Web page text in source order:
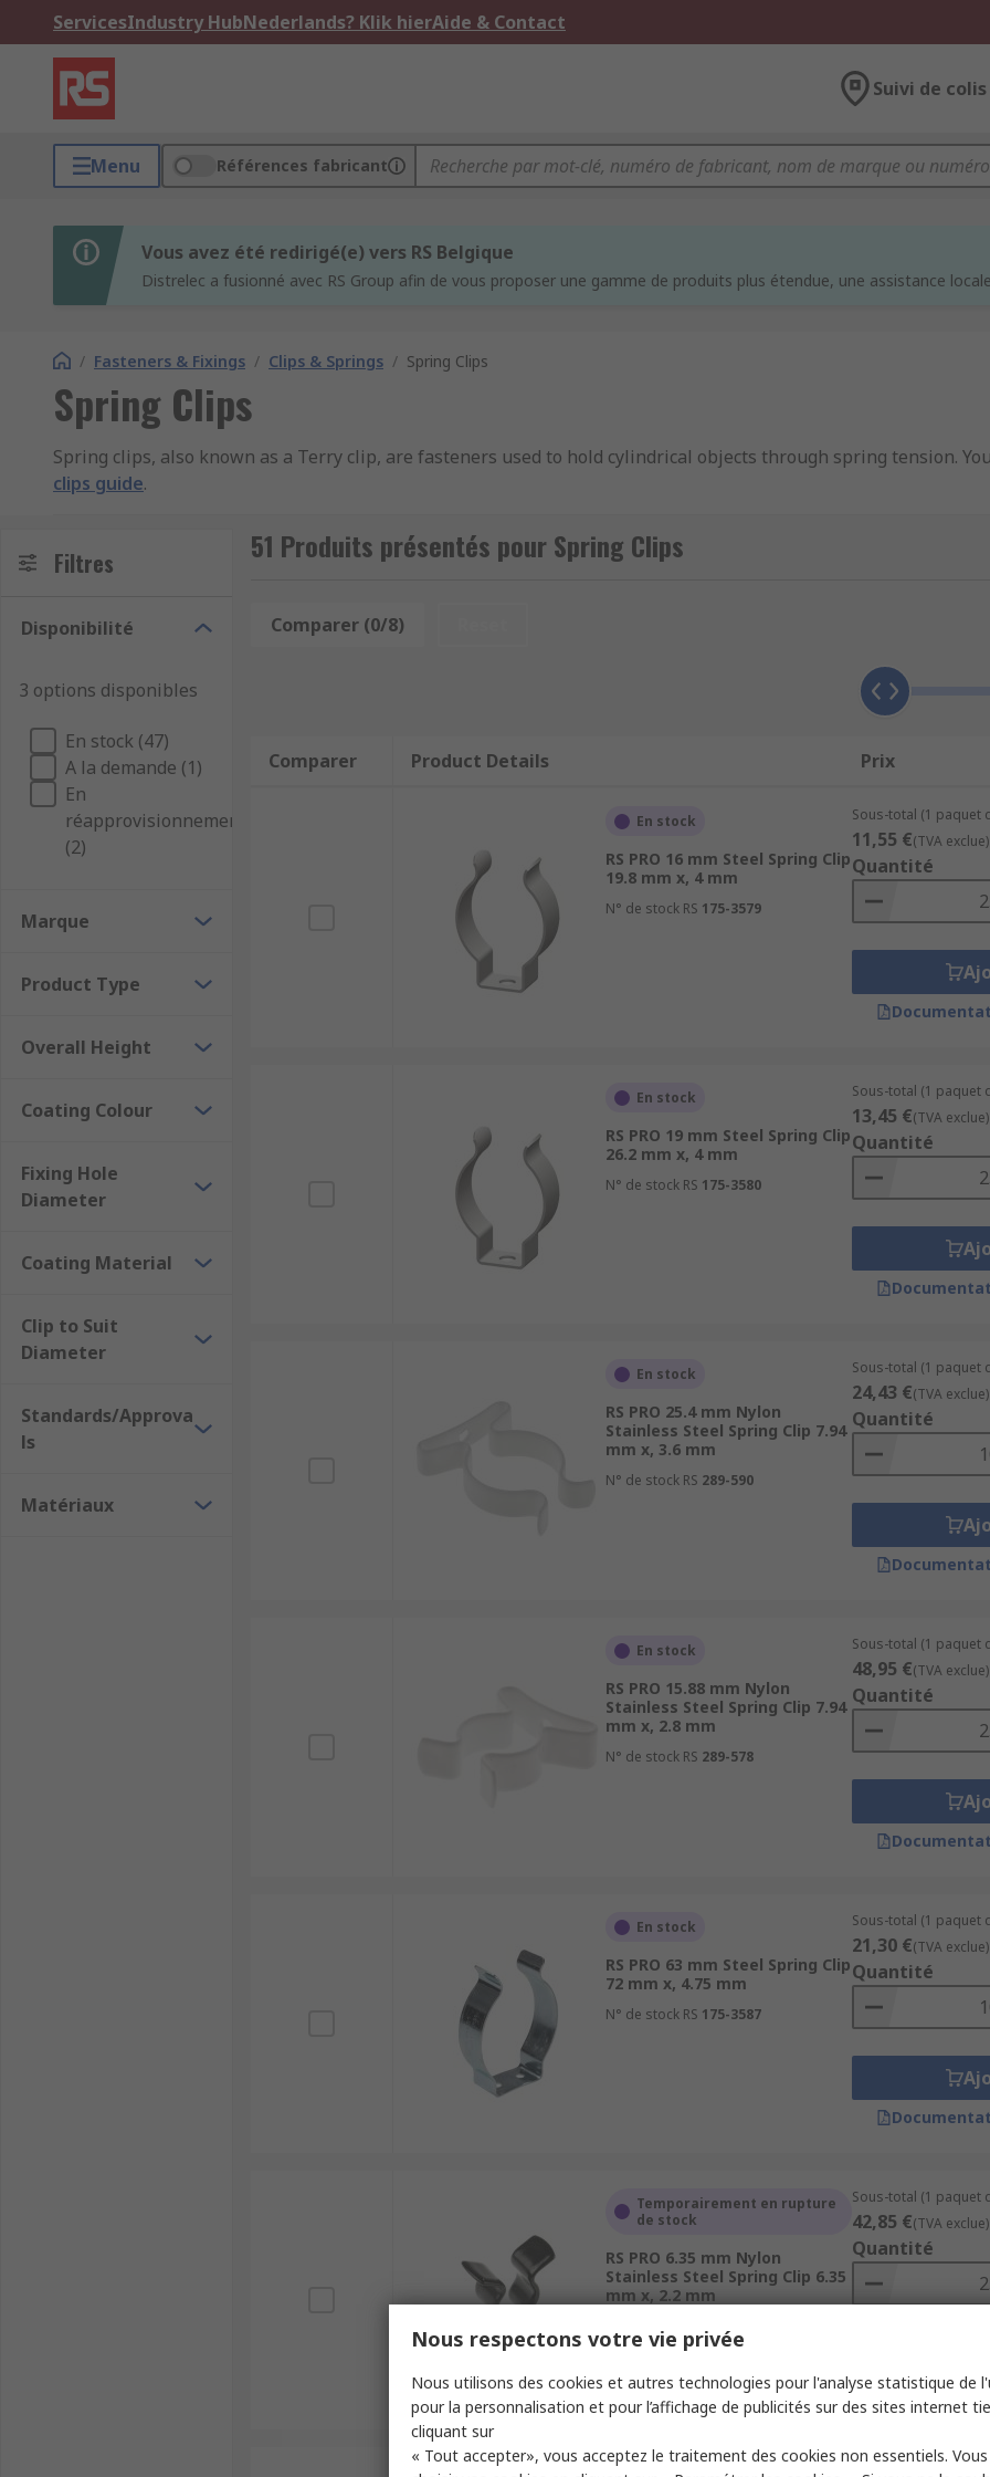
ServicesIndustry HubNederlands? Klik hierAide & Contact
Suivi de colis
Menu Références fabricant
Vous avez été redirigé(e) vers RS Belgique
Distrelec a fusionné avec RS Group afin de vous proposer une gamme de produits plus étendue, une assistance
/ Fasteners & Fixings / Clips & Springs / Spring Clips
Spring Clips
Spring clips, also known as a Terry clip, are fasteners used to hold cylindrical objects through spring tension.
clips guide.
Available in a wide range of materials including steel, plastic and various alloys. The material used and its
holding strength of the clip. Plastic clips are used extensively in electrical and cable-fastening applications,
Filtres
Disponibilité
3 options disponibles
En stock (47)
A la demande (1)
En
réapprovisionnement
(2)
Marque
Product Type
Overall Height
Coating Colour
Fixing Hole
Diameter
Coating Material
Clip to Suit
Diameter
Standards/Approva
ls
Matériaux
51 Produits présentés pour Spring Clips
Comparer (0/8)
Comparer Product Details Prix
En stock
RS PRO 16 mm Steel Spring Clip
19.8 mm x, 4 mm
N° de stock RS 175-3579
Sous-total (1 paquet
11,55 €(TVA exclue)
Quantité
En stock
RS PRO 19 mm Steel Spring Clip
26.2 mm x, 4 mm
N° de stock RS 175-3580
Sous-total (1 paquet
13,45 €(TVA exclue)
Quantité
En stock
RS PRO 25.4 mm Nylon
Stainless Steel Spring Clip 7.94
mm x, 3.6 mm
N° de stock RS 289-590
Sous-total (1 paquet
24,43 €(TVA exclue)
Quantité
En stock
RS PRO 15.88 mm Nylon
Stainless Steel Spring Clip 7.94
mm x, 2.8 mm
N° de stock RS 289-578
Sous-total (1 paquet
48,95 €(TVA exclue)
Quantité
En stock
RS PRO 63 mm Steel Spring Clip
72 mm x, 4.75 mm
N° de stock RS 175-3587
Sous-total (1 paquet
21,30 €(TVA exclue)
Quantité
Temporairement en rupture
de stock
RS PRO 6.35 mm Nylon
Stainless Steel Spring Clip 6.35
mm x, 2.2 mm
Sous-total (1 paquet
42,85 €(TVA exclue)
Quantité
Sous-total (1 paquet
Nous respectons votre vie privée
Nous utilisons des cookies et autres technologies pour l'analyse statistique de
pour la personnalisation et pour l’affichage de publicités sur des sites internet
cliquant sur
« Tout accepter», vous acceptez le traitement des cookies non essentiels.